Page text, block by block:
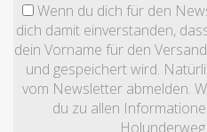
Wenn du dich für den
dich damit einverstanden,
dein Vorname für den
und gespeichert wird.
vom Newsletter abmelden.
du zu allen